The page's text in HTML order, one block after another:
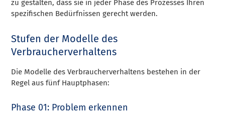
zu gestalten, dass sie in jeder Phase des Prozesses Ihren
spezifischen Bedürfnissen gerecht werden.
Stufen der Modelle des
Verbraucherverhaltens
Die Modelle des Verbraucherverhaltens bestehen in der
Regel aus fünf Hauptphasen:
Phase 01: Problem erkennen